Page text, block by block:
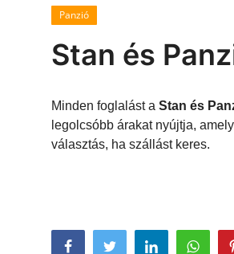
Szállások a Balatonon
Szállások Hajdúszoboszlón
Panzió
Stan és
Minden foglalást a Stan és
legolcsóbb árakat nyújtja,
választás, ha szállást keres.